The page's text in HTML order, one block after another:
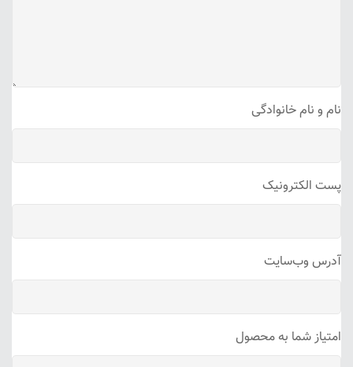
نام و نام خانوادگی
پست الکترونیک
آدرس وب‌سایت
امتیاز شما به محصول